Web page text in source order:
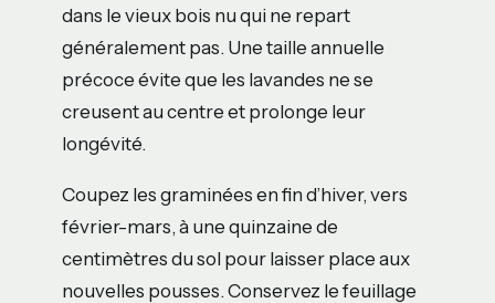
dans le vieux bois nu qui ne repart
généralement pas. Une taille annuelle
précoce évite que les lavandes ne se
creusent au centre et prolonge leur
longévité.
Coupez les graminées en fin d’hiver, vers
février-mars, à une quinzaine de
centimètres du sol pour laisser place aux
nouvelles pousses. Conservez le feuillage